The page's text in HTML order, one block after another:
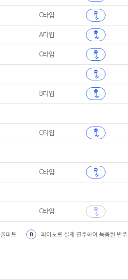
C타입
A타입
C타입
B타입
C타입
C타입
C타입
풀파트 B 피아노로 실제 연주하여 녹음된 반주